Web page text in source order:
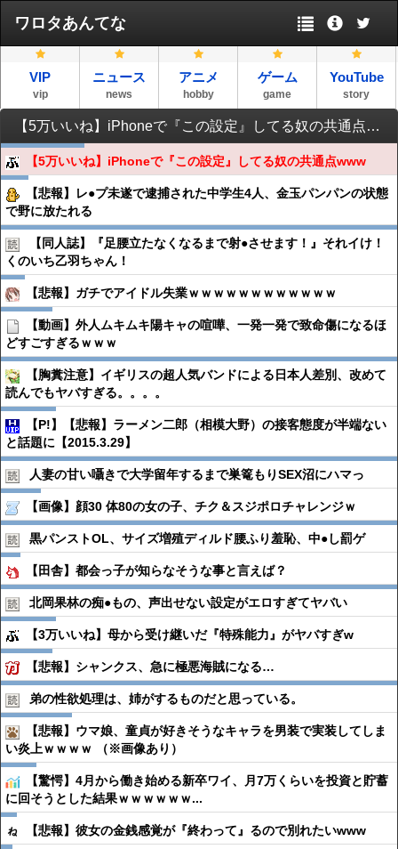
ワロタあんてな
VIP
vip
ニュース
news
アニメ
hobby
ゲーム
game
YouTube
story
【5万いいね】iPhoneで『この設定』してる奴の共通点www
【5万いいね】iPhoneで『この設定』してる奴の共通点www
【悲報】レ●プ未遂で逮捕された中学生4人、金玉パンパンの状態
で野に放たれる
【同人誌】『足腰立たなくなるまで射●︎させます！』それイけ！
くのいち乙羽ちゃん！
【悲報】ガチでアイドル失業ｗｗｗｗｗｗｗｗｗｗｗｗ
【動画】外人ムキムキ陽キャの喧嘩、一発一発で致命傷になるほ
どすごすぎるｗｗｗ
【胸糞注意】イギリスの超人気バンドによる日本人差別、改めて
読んでもヤバすぎる。。。。
【P!】【悲報】ラーメン二郎（相模大野）の接客態度が半端ない
と話題に【2015.3.29】
人妻の甘い囁きで大学留年するまで巣篭もりSEX沼にハマっ
【画像】顔30 体80の女の子、チク＆スジポロチャレンジｗ
黒パンストOL、サイズ増殖ディルド腰ふり羞恥、中●︎し罰ゲ
【田舎】都会っ子が知らなそうな事と言えば？
北岡果林の痴●︎もの、声出せない設定がエロすぎてヤバい
【3万いいね】母から受け継いだ『特殊能力』がヤバすぎw
【悲報】シャンクス、急に極悪海賊になる…
弟の性欲処理は、姉がするものだと思っている。
【悲報】ウマ娘、童貞が好きそうなキャラを男装で実装してしま
い炎上ｗｗｗｗ （※画像あり）
【驚愕】4月から働き始める新卒ワイ、月7万くらいを投資と貯蓄
に回そうとした結果ｗｗｗｗｗｗ...
【悲報】彼女の金銭感覚が『終わって』るので別れたいwww